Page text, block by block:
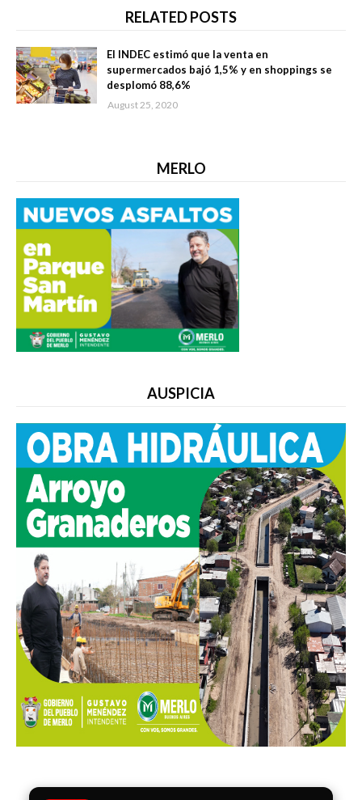
RELATED POSTS
El INDEC estimó que la venta en
supermercados bajó 1,5% y en shoppings se
desplomó 88,6%
August 25, 2020
MERLO
AUSPICIA